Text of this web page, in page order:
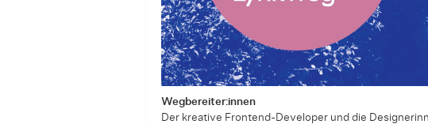
Wegbereiter:innen
Der kreative Frontend-­Developer und die